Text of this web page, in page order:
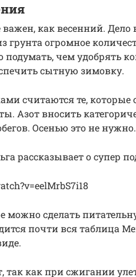
как весенний. Дело
грунта огромное
подумать, чем удобрять
сытную зимовку.
считаются те, которые
Азот вносить
Осенью это не нужно.
рассказывает о супер
можно сделать
почти вся таблица
так как при сжигании